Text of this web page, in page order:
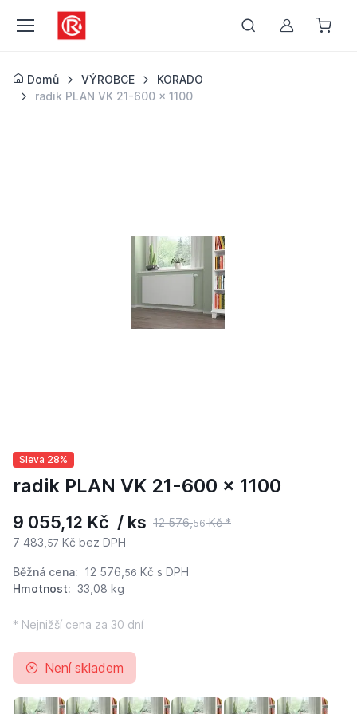
Můj účet
Domů VÝROBCE
KORADO
radik PLAN VK 21-600 x 1100
Sleva 28%
radik PLAN VK 21-600 x 1100
9 055,12 Kč / ks 12 576,56Kč *
7 483, 57 Kč bez DPH
Běžná cena: 12 576, 56 Kč s DPH
Hmotnost: 33,08 kg
* Nejnižší cena za 30 dní
Není skladem